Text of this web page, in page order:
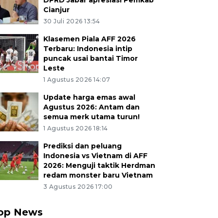
Cianjur
30 Juli 2026 13:54
Klasemen Piala AFF 2026
Terbaru: Indonesia intip
puncak usai bantai Timor
Leste
1 Agustus 2026 14:07
Update harga emas awal
Agustus 2026: Antam dan
semua merk utama turun!
1 Agustus 2026 18:14
Prediksi dan peluang
Indonesia vs Vietnam di AFF
2026: Menguji taktik Herdman
redam monster baru Vietnam
3 Agustus 2026 17:00
News